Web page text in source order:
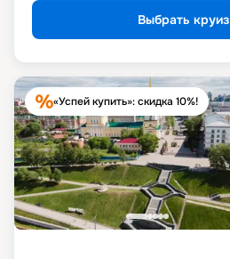
Выбрать круиз
«Успей купить»: скидка 10%!